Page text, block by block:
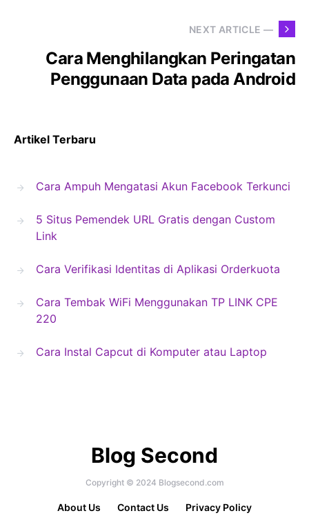
NEXT ARTICLE —
Cara Menghilangkan Peringatan
Penggunaan Data pada Android
Artikel Terbaru
Cara Ampuh Mengatasi Akun Facebook Terkunci
5 Situs Pemendek URL Gratis dengan Custom
Link
Cara Verifikasi Identitas di Aplikasi Orderkuota
Cara Tembak WiFi Menggunakan TP LINK CPE
220
Cara Instal Capcut di Komputer atau Laptop
Blog Second
Copyright © 2024 Blogsecond.com
About Us Contact Us Privacy Policy